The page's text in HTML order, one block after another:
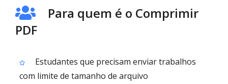
Para quem é o Comprimir
PDF
Estudantes que precisam enviar trabalhos
com limite de tamanho de arquivo